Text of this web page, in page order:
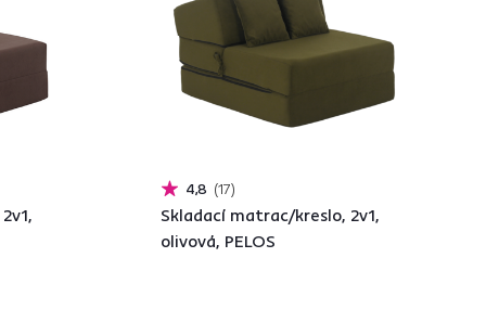
4,8 17
Skladací matrac/kreslo, 2v1,
olivová, PELOS